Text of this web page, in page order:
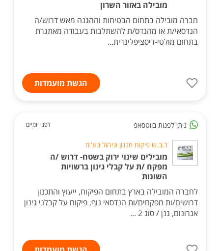
מובילה באזור השרון
חברה מובילה בתחום הבטיחות וההגנה מאש דרוש/ה
הנדסאי/ת או מהנדס/ת להשתלבות בעבודה מאתגרת
בתחום מולטי-דיסציפלינרית...
הגשת מועמדות
ניתן לפנות בווטסאפ לפני יומיים
ד.ב.ש פיקוח תכנון וניהול בע"מ
מובילים שינוי ירוק בשטח- דרוש /ה
מפקח /ת על קבלי גינון ברשויות
השונות
לחברה המובילה בארץ בתחום הפיקוח, ייעוץ והתכנון
דרושים/ות מפקחים/ות הנדסאי נוף, פיקוח על קבלני גינון
אגרונום, גנן / סוג 2 ...